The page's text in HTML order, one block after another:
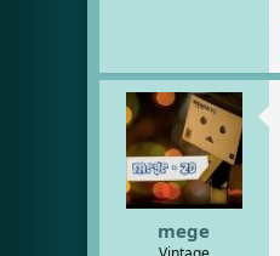
mege